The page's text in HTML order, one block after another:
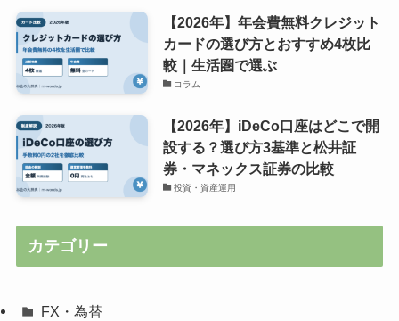
【2026年】年会費無料クレジット
カードの選び方とおすすめ4枚比
較｜生活圏で選ぶ
コラム
【2026年】iDeCo口座はどこで開
設する？選び方3基準と松井証
券・マネックス証券の比較
投資・資産運用
カテゴリー
FX・為替